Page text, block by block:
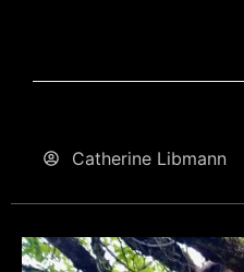
Catherine Libmann